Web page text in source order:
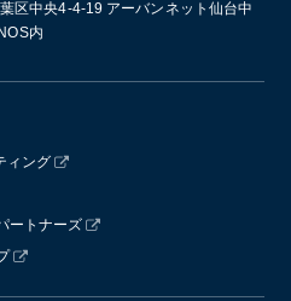
区中央4-4-19 アーバンネット仙台中
内
ィング
ートナーズ